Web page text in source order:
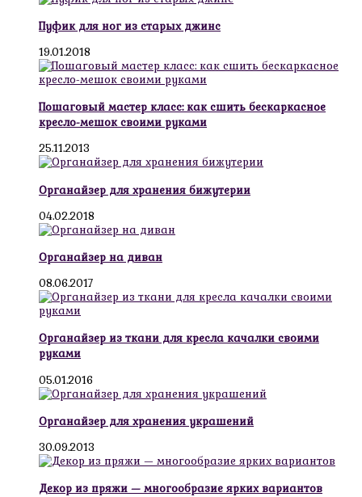
Пуфик для ног из старых джинс
19.01.2018
Пошаговый мастер класс: как сшить бескаркасное
кресло-мешок своими руками
25.11.2013
Органайзер для хранения бижутерии
04.02.2018
Органайзер на диван
08.06.2017
Органайзер из ткани для кресла качалки своими
руками
05.01.2016
Органайзер для хранения украшений
30.09.2013
Декор из пряжи — многообразие ярких вариантов